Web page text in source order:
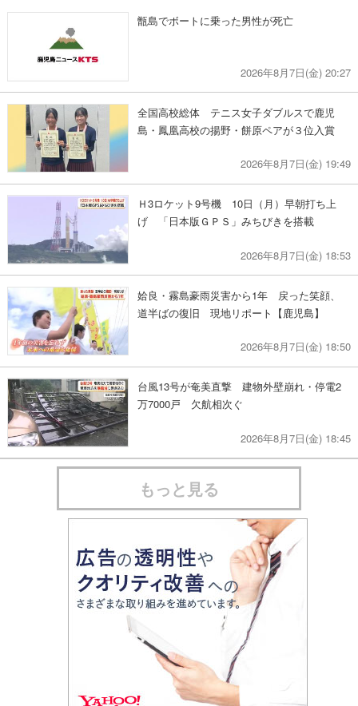
甑島でボートに乗った男性が死亡
2026年8月7日(金) 20:27
全国高校総体 テニス女子ダブルスで鹿児
島・鳳凰高校の揚野・餅原ペアが３位入賞
2026年8月7日(金) 19:49
Ｈ3ロケット9号機 10日（月）早朝打ち上
げ 「日本版ＧＰＳ」みちびきを搭載
2026年8月7日(金) 18:53
姶良・霧島豪雨災害から1年 戻った笑顔、
道半ばの復旧 現地リポート【鹿児島】
2026年8月7日(金) 18:50
台風13号が奄美直撃 建物外壁崩れ・停電2
万7000戸 欠航相次ぐ
2026年8月7日(金) 18:45
もっと見る